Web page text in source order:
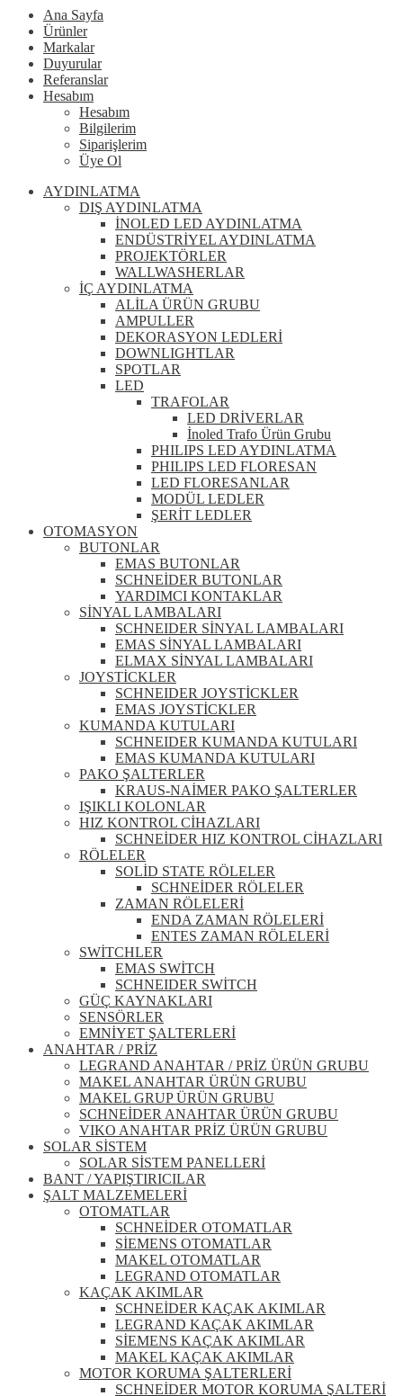
Ana Sayfa
Ürünler
Markalar
Duyurular
Referanslar
Hesabım
Hesabım
Bilgilerim
Siparişlerim
Üye Ol
AYDINLATMA
DIŞ AYDINLATMA
İNOLED LED AYDINLATMA
ENDÜSTRİYEL AYDINLATMA
PROJEKTÖRLER
WALLWASHERLAR
İÇ AYDINLATMA
ALİLA ÜRÜN GRUBU
AMPULLER
DEKORASYON LEDLERİ
DOWNLIGHTLAR
SPOTLAR
LED
TRAFOLAR
LED DRİVERLAR
İnoled Trafo Ürün Grubu
PHILIPS LED AYDINLATMA
PHILIPS LED FLORESAN
LED FLORESANLAR
MODÜL LEDLER
ŞERİT LEDLER
OTOMASYON
BUTONLAR
EMAS BUTONLAR
SCHNEİDER BUTONLAR
YARDIMCI KONTAKLAR
SİNYAL LAMBALARI
SCHNEIDER SİNYAL LAMBALARI
EMAS SİNYAL LAMBALARI
ELMAX SİNYAL LAMBALARI
JOYSTİCKLER
SCHNEIDER JOYSTİCKLER
EMAS JOYSTİCKLER
KUMANDA KUTULARI
SCHNEIDER KUMANDA KUTULARI
EMAS KUMANDA KUTULARI
PAKO ŞALTERLER
KRAUS-NAİMER PAKO ŞALTERLER
IŞIKLI KOLONLAR
HIZ KONTROL CİHAZLARI
SCHNEİDER HIZ KONTROL CİHAZLARI
RÖLELER
SOLİD STATE RÖLELER
SCHNEİDER RÖLELER
ZAMAN RÖLELERİ
ENDA ZAMAN RÖLELERİ
ENTES ZAMAN RÖLELERİ
SWİTCHLER
EMAS SWİTCH
SCHNEIDER SWİTCH
GÜÇ KAYNAKLARI
SENSÖRLER
EMNİYET ŞALTERLERİ
ANAHTAR / PRİZ
LEGRAND ANAHTAR / PRİZ ÜRÜN GRUBU
MAKEL ANAHTAR ÜRÜN GRUBU
MAKEL GRUP ÜRÜN GRUBU
SCHNEİDER ANAHTAR ÜRÜN GRUBU
VIKO ANAHTAR PRİZ ÜRÜN GRUBU
SOLAR SİSTEM
SOLAR SİSTEM PANELLERİ
BANT / YAPIŞTIRICILAR
ŞALT MALZEMELERİ
OTOMATLAR
SCHNEİDER OTOMATLAR
SİEMENS OTOMATLAR
MAKEL OTOMATLAR
LEGRAND OTOMATLAR
KAÇAK AKIMLAR
SCHNEİDER KAÇAK AKIMLAR
LEGRAND KAÇAK AKIMLAR
SİEMENS KAÇAK AKIMLAR
MAKEL KAÇAK AKIMLAR
MOTOR KORUMA ŞALTERLERİ
SCHNEİDER MOTOR KORUMA ŞALTERİ